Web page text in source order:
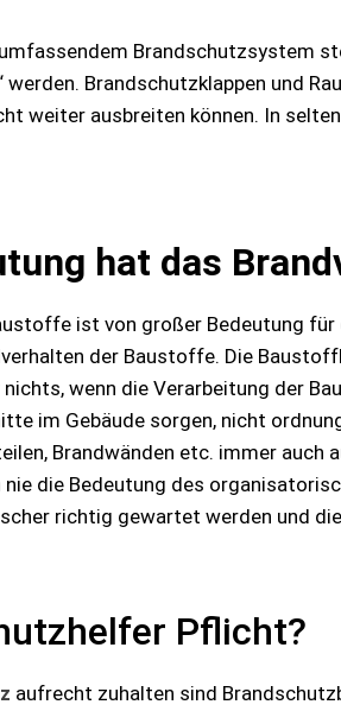
Brandschutzsystem
werden. Brandschutzklappen und
weiter ausbreiten können. In
hat das
ist von großer Bedeutung
der Baustoffe. Die
wenn die Verarbeitung der
im Gebäude sorgen, nicht
Brandwänden etc. immer
die Bedeutung des
richtig gewartet werden und
Pflicht?
aufrecht zuhalten sind